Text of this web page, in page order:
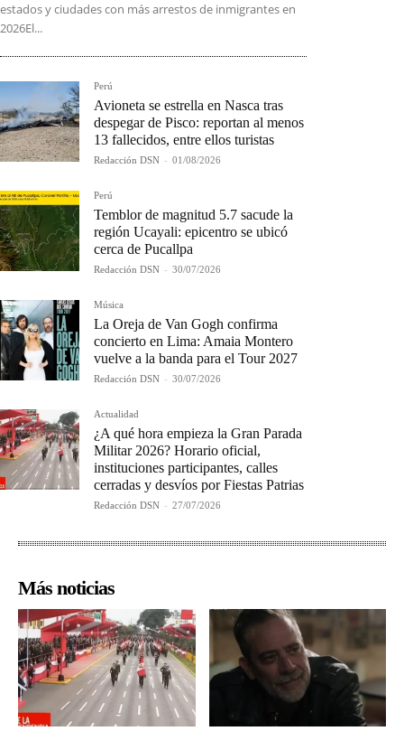
estados y ciudades con más arrestos de inmigrantes en
2026El...
Perú
Avioneta se estrella en Nasca tras
despegar de Pisco: reportan al menos
13 fallecidos, entre ellos turistas
Redacción DSN - 01/08/2026
Perú
Temblor de magnitud 5.7 sacude la
región Ucayali: epicentro se ubicó
cerca de Pucallpa
Redacción DSN - 30/07/2026
Música
La Oreja de Van Gogh confirma
concierto en Lima: Amaia Montero
vuelve a la banda para el Tour 2027
Redacción DSN - 30/07/2026
Actualidad
¿A qué hora empieza la Gran Parada
Militar 2026? Horario oficial,
instituciones participantes, calles
cerradas y desvíos por Fiestas Patrias
Redacción DSN - 27/07/2026
Más noticias